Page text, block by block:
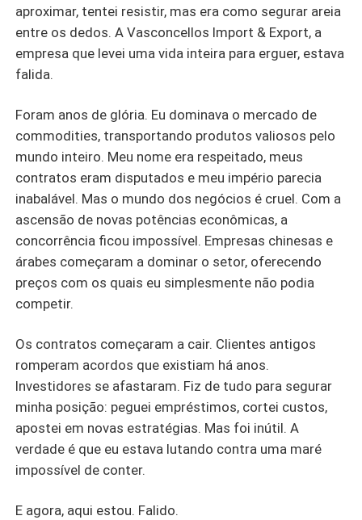
aproximar, tentei resistir, mas era como segurar areia
entre os dedos. A Vasconcellos Import & Export, a
empresa que levei uma vida inteira para erguer, estava
falida.
Foram anos de glória. Eu dominava o mercado de
commodities, transportando produtos valiosos pelo
mundo inteiro. Meu nome era respeitado, meus
contratos eram disputados e meu império parecia
inabalável. Mas o mundo dos negócios é cruel. Com a
ascensão de novas potências econômicas, a
concorrência ficou impossível. Empresas chinesas e
árabes começaram a dominar o setor, oferecendo
preços com os quais eu simplesmente não podia
competir.
Os contratos começaram a cair. Clientes antigos
romperam acordos que existiam há anos.
Investidores se afastaram. Fiz de tudo para segurar
minha posição: peguei empréstimos, cortei custos,
apostei em novas estratégias. Mas foi inútil. A
verdade é que eu estava lutando contra uma maré
impossível de conter.
E agora, aqui estou. Falido.